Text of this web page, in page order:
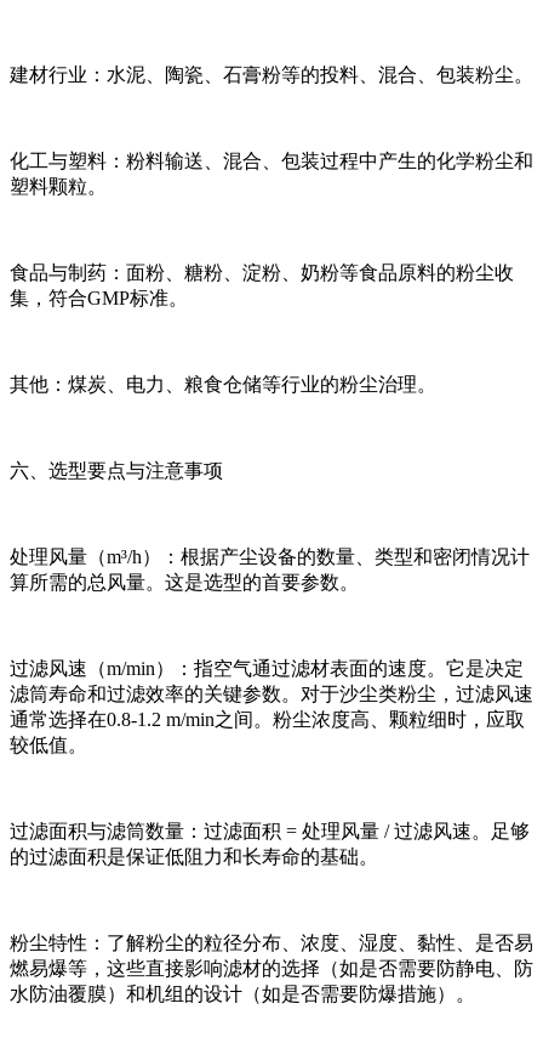
建材行业：水泥、陶瓷、石膏粉等的投料、混合、包装粉尘。
化工与塑料：粉料输送、混合、包装过程中产生的化学粉尘和
塑料颗粒。
食品与制药：面粉、糖粉、淀粉、奶粉等食品原料的粉尘收
集，符合GMP标准。
其他：煤炭、电力、粮食仓储等行业的粉尘治理。
六、选型要点与注意事项
处理风量（m³/h）：根据产尘设备的数量、类型和密闭情况计
算所需的总风量。这是选型的首要参数。
过滤风速（m/min）：指空气通过滤材表面的速度。它是决定
滤筒寿命和过滤效率的关键参数。对于沙尘类粉尘，过滤风速
通常选择在0.8-1.2 m/min之间。粉尘浓度高、颗粒细时，应取
较低值。
过滤面积与滤筒数量：过滤面积 = 处理风量 / 过滤风速。足够
的过滤面积是保证低阻力和长寿命的基础。
粉尘特性：了解粉尘的粒径分布、浓度、湿度、黏性、是否易
燃易爆等，这些直接影响滤材的选择（如是否需要防静电、防
水防油覆膜）和机组的设计（如是否需要防爆措施）。